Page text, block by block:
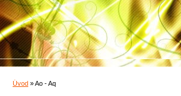
Úvod »Ao - Aq